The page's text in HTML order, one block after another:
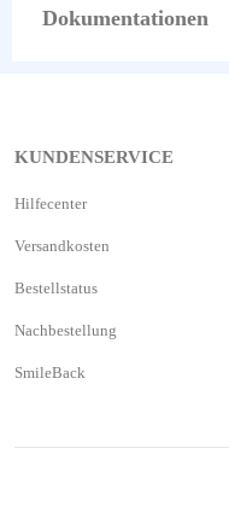
Dokumentationen
KUNDENSERVICE
Hilfecenter
Versandkosten
Bestellstatus
Nachbestellung
SmileBack